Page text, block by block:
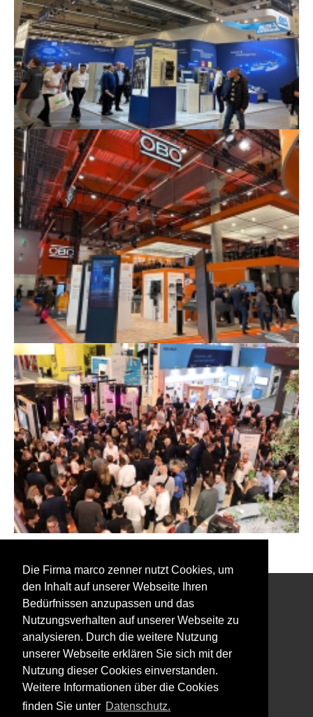
Die Firma marco zenner nutzt Cookies, um
den Inhalt auf unserer Webseite Ihren
Bedürfnissen anzupassen und das
Nutzungsverhalten auf unserer Webseite zu
analysieren. Durch die weitere Nutzung
unserer Webseite erklären Sie sich mit der
Nutzung dieser Cookies einverstanden.
Weitere Informationen über die Cookies
finden Sie unter Datenschutz.
Interessiert an unserem Newsletter?
Impressum
Datenschutz